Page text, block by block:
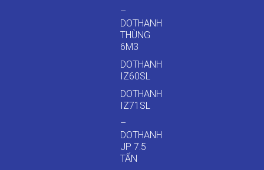
–
DOTHANH
THÙNG
6M3
DOTHANH
IZ60SL
DOTHANH
IZ71SL
–
DOTHANH
JP 7.5
TẤN